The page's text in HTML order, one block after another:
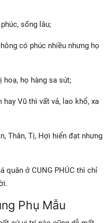
sống lâu;
có phúc nhiều nhưng họ
hoạ, họ hàng sa sút;
hay Vũ thì vất vả, lao khổ, xa
Thân, Tị, Hợi hiển đạt nhưng
quân ở CUNG PHÚC thì chỉ
Phụ Mẫu